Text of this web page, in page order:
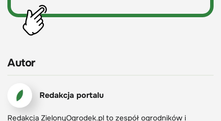
Autor
Redakcja portalu
Redakcja ZielonyOgrodek.pl to zespół ogrodników i